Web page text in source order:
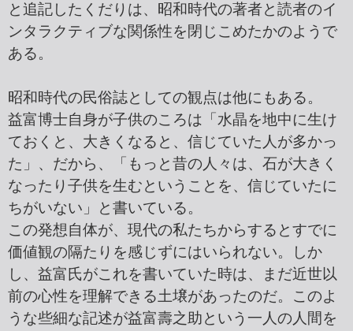
と追記したくだりは、昭和時代の著者と読者のイ
ンタラクティブな関係性を閉じこめたかのようで
ある。
昭和時代の民俗誌としての観点は他にもある。
益富博士自身が子供のころは「水晶を地中に生け
ておくと、大きくなると、信じていた人が多かっ
た」、だから、「もっと昔の人々は、石が大きく
なったり子供を生むということを、信じていたに
ちがいない」と書いている。
この発想自体が、現代の私たちからするとすでに
価値観の隔たりを感じずにはいられない。しか
し、益富氏がこれを書いていた時は、まだ近世以
前の心性を理解できる土壌があったのだ。このよ
うな些細な記述が益富壽之助という一人の人間を